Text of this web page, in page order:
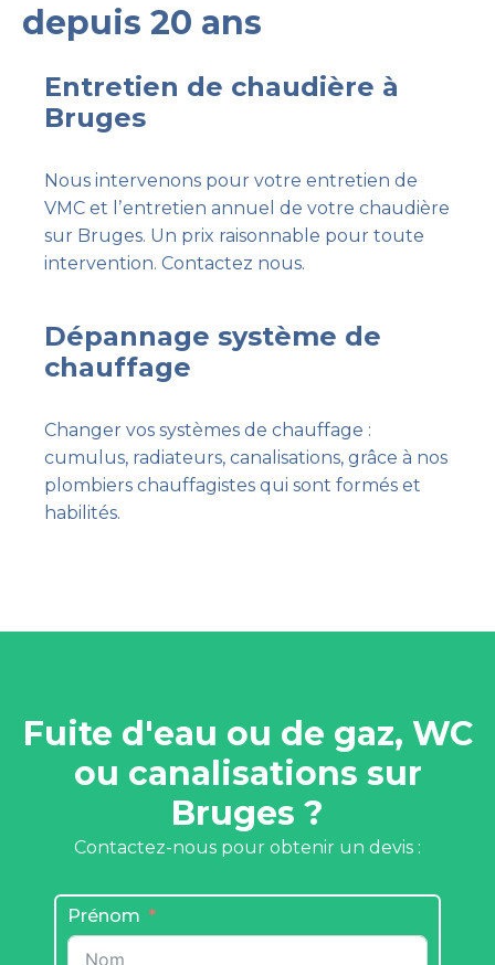
depuis 20 ans
Entretien de chaudière à
Bruges
Nous intervenons pour votre entretien de
VMC et lʼentretien annuel de votre chaudière
sur Bruges. Un prix raisonnable pour toute
intervention. Contactez nous.
Dépannage système de
chauffage
Changer vos systèmes de chauffage :
cumulus, radiateurs, canalisations, grâce à nos
plombiers chauffagistes qui sont formés et
habilités.
Fuite d'eau ou de gaz, WC
ou canalisations sur
Bruges ?
Contactez-nous pour obtenir un devis :
Prénom